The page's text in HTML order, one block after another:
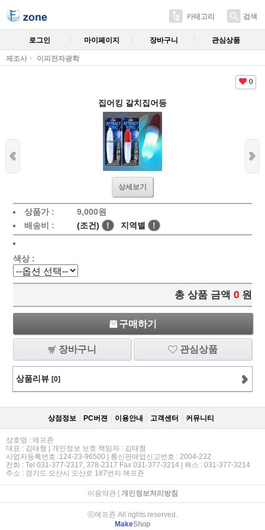
카테고리 검색
로그인 마이페이지 장바구니 관심상품
제조사 이피전자광학
0
집어킹 갈치집어등
상세보기
상품가 : 9,000원
배송비 :
(조건) ! 지역별 !
색상 :
총 상품 금액 0 원
구매하기
장바구니 관심상품
상품리뷰 [0]
상점정보 PC버젼 이용안내 고객센터 커뮤니티
상호명 : 에프죤
대표 : 김태형 | 개인정보 보호 책임자 : 김태형
사업자등록번호 :124-23-96500 | 통신판매업신고번호 : 2004-232
전화 : Tel 031-377-2317, 378-2317 Fax 031-377-3214 | 팩스 : 031-377-3214
주소 : 경기도 오산시 오산로 187번지 에프죤
이용약관| 개인정보처리방침
ⓒ에프죤 All rights reserved.
MakeShop